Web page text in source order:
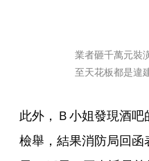
業者砸千萬元裝
至天花板都是違
此外，Ｂ小姐發現酒
檢舉，結果消防局回